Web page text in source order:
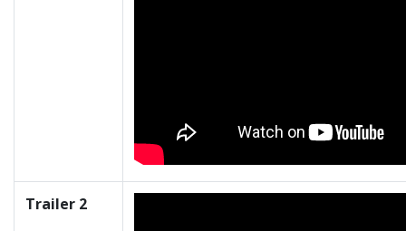
Trailer 2